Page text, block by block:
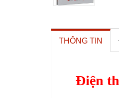
THÔNG TIN
Điện